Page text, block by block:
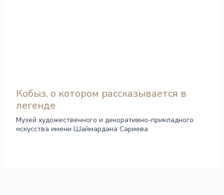
Кобыз, о котором рассказывается в
легенде
Музей художественного и декоративно-прикладного
искусства имени Шаймардана Сариева